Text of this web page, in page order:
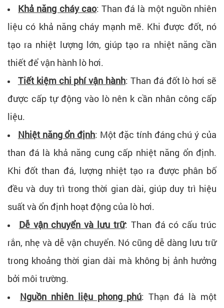
Khả năng cháy cao: Than đá là một nguồn nhiên
liệu có khả năng cháy mạnh mẽ. Khi được đốt, nó
tạo ra nhiệt lượng lớn, giúp tạo ra nhiệt năng cần
thiết để vận hành lò hơi.
Tiết kiệm chi phí vận hành: Than đá đốt lò hơi sẽ
được cấp tự động vào lò nên k cần nhân công cấp
liệu.
Nhiệt năng ổn định: Một đặc tính đáng chú ý của
than đá là khả năng cung cấp nhiệt năng ổn định.
Khi đốt than đá, lượng nhiệt tạo ra được phân bố
đều và duy trì trong thời gian dài, giúp duy trì hiệu
suất và ổn định hoạt động của lò hơi.
Dễ vận chuyển và lưu trữ: Than đá có cấu trúc
rắn, nhẹ và dễ vận chuyển. Nó cũng dễ dàng lưu trữ
trong khoảng thời gian dài mà không bị ảnh hưởng
bởi môi trường.
Nguồn nhiên liệu phong phú: Thạn đá là một